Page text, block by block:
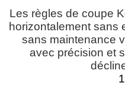
Les règles de coupe
horizontalement sans
sans maintenance
avec précision et